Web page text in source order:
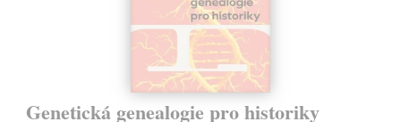
Genetická genealogie pro historiky